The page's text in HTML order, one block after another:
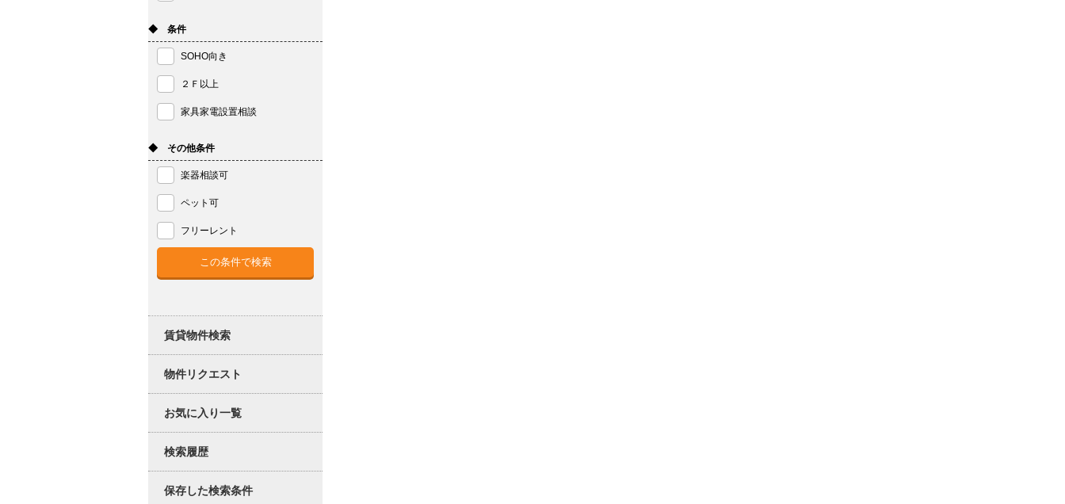
◆ 条件
SOHO向き
２Ｆ以上
家具家電設置相談
◆ その他条件
楽器相談可
ペット可
フリーレント
賃貸物件検索
物件リクエスト
お気に入り一覧
検索履歴
保存した検索条件